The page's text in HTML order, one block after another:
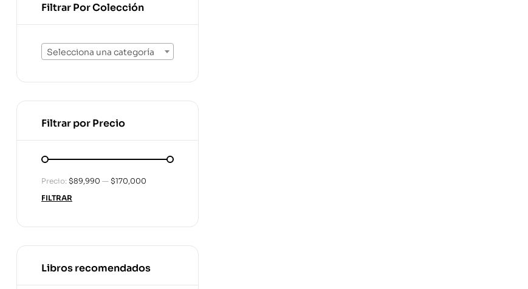
Filtrar Por Colección
Selecciona una categoría
Filtrar por Precio
FILTRAR
Precio: $89,990 — $170,000
Libros recomendados